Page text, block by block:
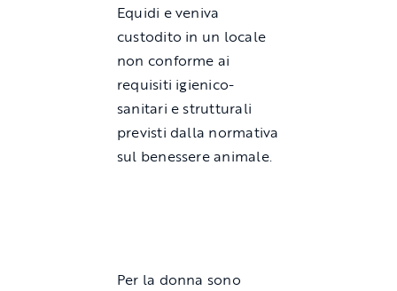
Equidi e veniva
custodito in un locale
non conforme ai
requisiti igienico-
sanitari e strutturali
previsti dalla normativa
sul benessere animale.
Per la donna sono